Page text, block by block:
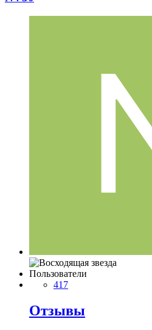
Пользователи
417
Отзывы